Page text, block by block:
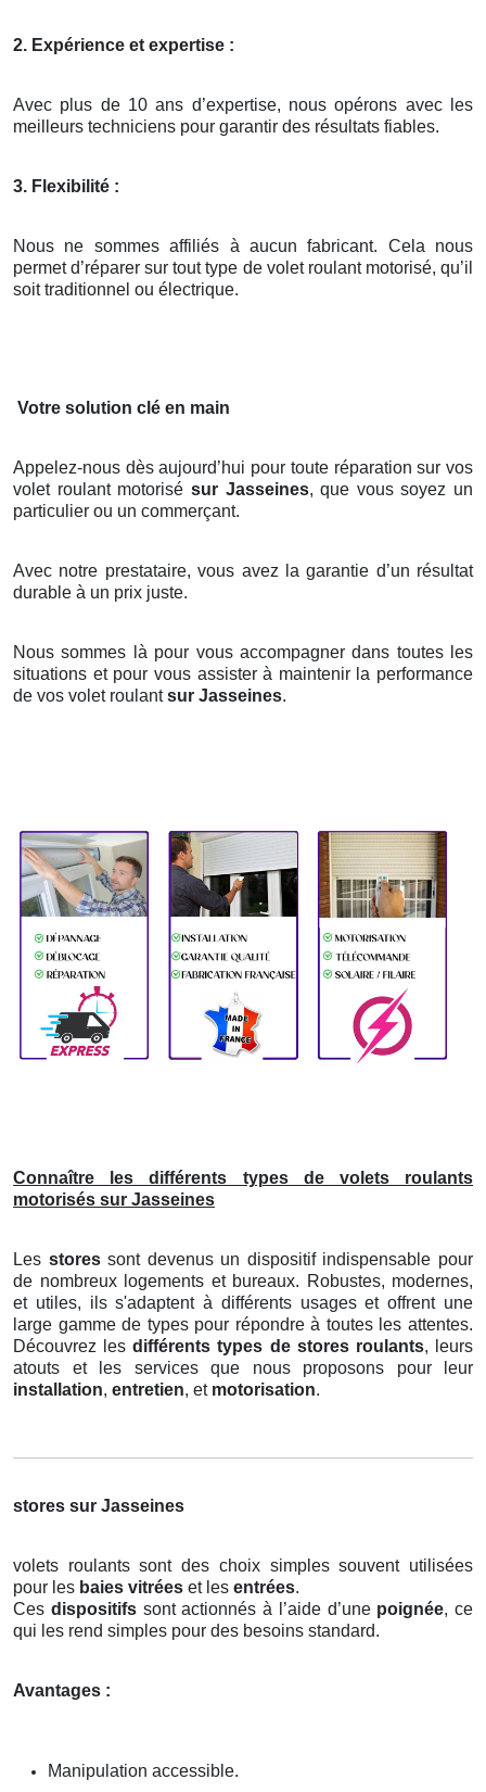
2. Expérience et expertise :
Avec plus de 10 ans d’expertise, nous opérons avec les
meilleurs techniciens pour garantir des résultats fiables.
3. Flexibilité :
Nous ne sommes affiliés à aucun fabricant. Cela nous
permet d’réparer sur tout type de volet roulant motorisé, qu’il
soit traditionnel ou électrique.
Votre solution clé en main
Appelez-nous dès aujourd’hui pour toute réparation sur vos
volet roulant motorisé sur Jasseines, que vous soyez un
particulier ou un commerçant.
Avec notre prestataire, vous avez la garantie d’un résultat
durable à un prix juste.
Nous sommes là pour vous accompagner dans toutes les
situations et pour vous assister à maintenir la performance
de vos volet roulantsur Jasseines.
Connaître les différents types de volets roulants
motorisés sur Jasseines
Les storessont devenus un dispositif indispensable pour
de nombreux logements et bureaux. Robustes, modernes,
et utiles, ils s'adaptent à différents usages et offrent une
large gamme de types pour répondre à toutes les attentes.
Découvrez lesdifférents types de stores roulants, leurs
atouts et les services que nous proposons pour leur
installation, entretien, et motorisation.
stores sur Jasseines
volets roulants sont des choix simples souvent utilisées
pour les baies vitrées et les entrées.
Ces dispositifssont actionnés à l’aide d’une poignée, ce
qui les rend simples pour des besoins standard.
Avantages :
Manipulation accessible.